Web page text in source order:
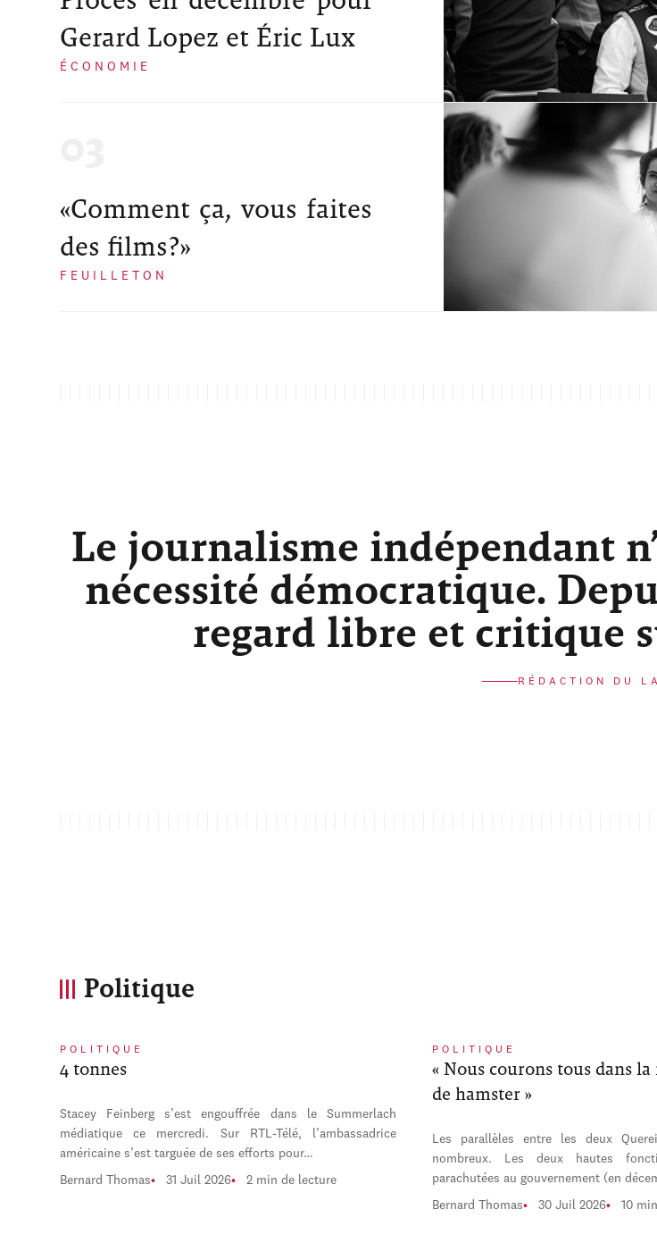
Gerard Lopez et Éric Lux
ÉCONOMIE
«Comment ça, vous faites
des films?»
FEUILLETON
Le journalisme indépendant
nécessité démocratique.
regard libre et critique
RÉDACTION DU
Politique
POLITIQUE
4 tonnes
Stacey Feinberg s’est engouffrée dans le Summerlach
médiatique ce mercredi. Sur RTL-Télé, l’ambassadrice
américaine s’est targuée de ses efforts pour…
Bernard Thomas 31 Juil 2026 2 min de lecture
POLITIQUE
« Nous courons tous dans
de hamster »
Les parallèles entre les deux
nombreux. Les deux hautes
parachutées au gouvernement (en
Bernard Thomas 30 Juil 2026 10